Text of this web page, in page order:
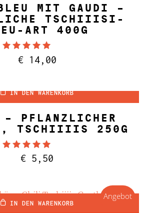
MIT GAUDI –
TSCHIIISI-
ART 400G
Bewertet mit
5.00
€ 14,00
IN DEN WARENKORB
– PFLANZLICHER
TSCHIIIIS 250G
Bewertet mit
4.67
€ 5,50
Angebot
IN DEN WARENKORB